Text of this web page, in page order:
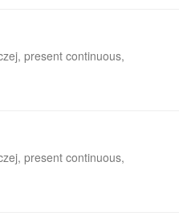
present continuous,
present continuous,